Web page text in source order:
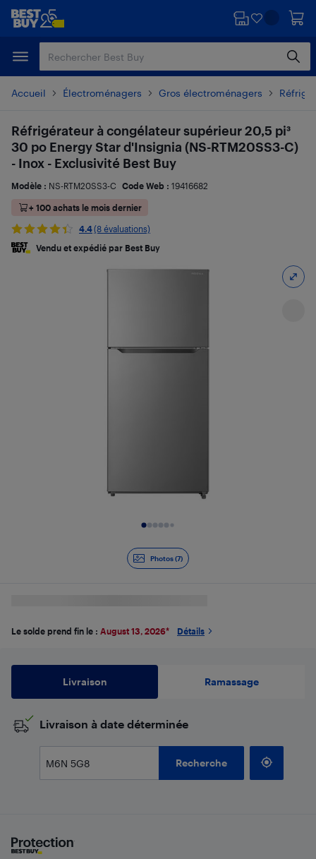
Passer
principal
Passer
Accueil Électroménagers Gros électroménagers
Photos (7)
Réfrigérateur à congélateur supérieur 20,5 pi³
30 po Energy Star d'Insignia (NS-RTM20SS3-C)
- Inox - Exclusivité Best Buy
Modèle : NS-RTM20SS3-C Code Web : 19416682
+ 100 achats le mois dernier
4.4(8 évaluations)
Vendu et expédié par Best Buy
Le solde prend fin le : August 13, 2026* Détails
Livraison Ramassage
​Livraison à date déterminée
Recherche